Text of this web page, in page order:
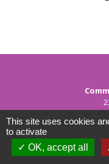
This site uses cookies
to activate
OK, accept all